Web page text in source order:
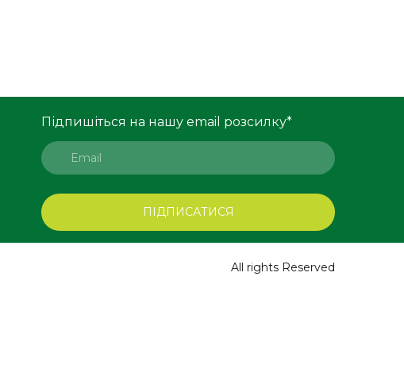
Підпишіться на нашу email розсилку*
ПІДПИСАТИСЯ
All rights Reserved